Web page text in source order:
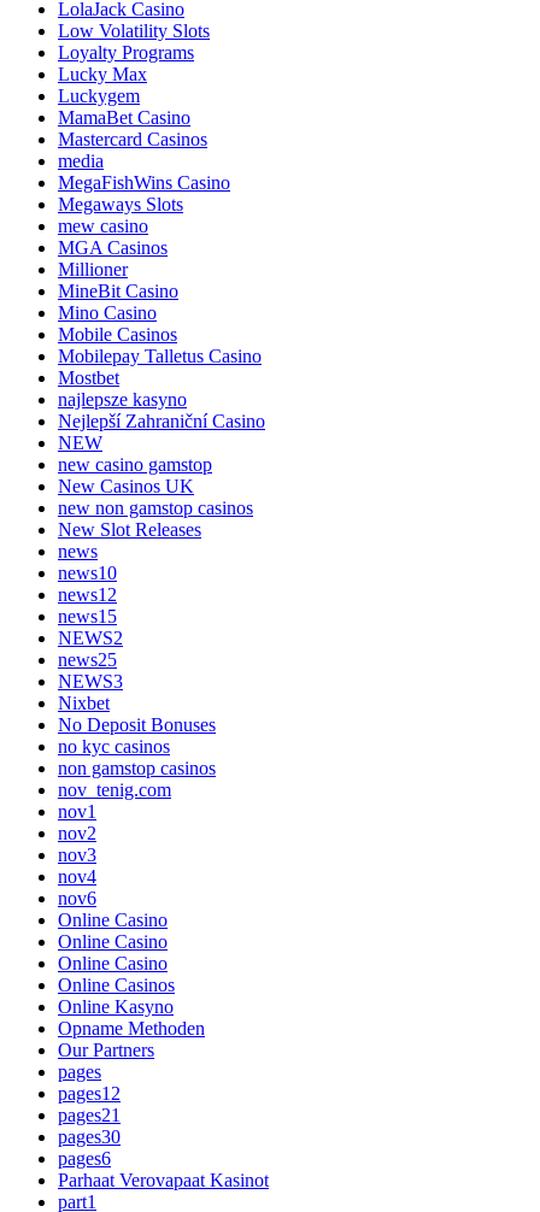
LolaJack Casino
Low Volatility Slots
Loyalty Programs
Lucky Max
Luckygem
MamaBet Casino
Mastercard Casinos
media
MegaFishWins Casino
Megaways Slots
mew casino
MGA Casinos
Millioner
MineBit Casino
Mino Casino
Mobile Casinos
Mobilepay Talletus Casino
Mostbet
najlepsze kasyno
Nejlepší Zahraniční Casino
NEW
new casino gamstop
New Casinos UK
new non gamstop casinos
New Slot Releases
news
news10
news12
news15
NEWS2
news25
NEWS3
Nixbet
No Deposit Bonuses
no kyc casinos
non gamstop casinos
nov_tenig.com
nov1
nov2
nov3
nov4
nov6
Online Casino
Online Casino
Online Casino
Online Casinos
Online Kasyno
Opname Methoden
Our Partners
pages
pages12
pages21
pages30
pages6
Parhaat Verovapaat Kasinot
part1